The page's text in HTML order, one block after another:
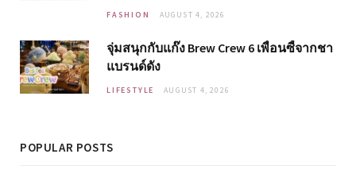
FASHION AUGUST 4, 2026
จุ่มสนุกกับแก๊ง Brew Crew 6 เพื่อนซี้จากชา
แบรนด์ดัง
LIFESTYLE AUGUST 4, 2026
POPULAR POSTS